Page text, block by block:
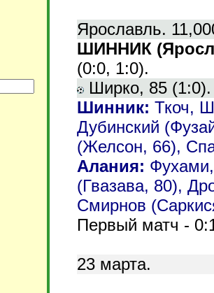
Ярославль.
ШИННИК
(0:0, 1:0).
Ширко, 85
Шинник: Ткоч,
Дубинский
(Желсон, 66),
Алания:
(Гвазава, 80),
Смирнов
Первый матч -
23 марта.